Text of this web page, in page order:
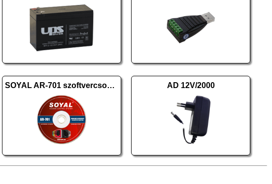
SOYAL AR-701 szoftvercsomag 10.2 AD 12V/2000